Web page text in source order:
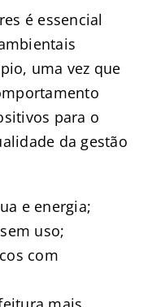
é essencial
uma vez que
para o
da gestão
e energia;
uso;
com